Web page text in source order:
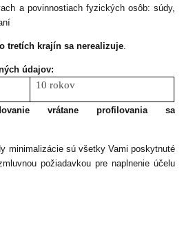
a povinnostiach fyzických osôb: súdy,
tretích krajín sa nerealizuje
údajov:
10 rokov
vrátane profilovania sa
minimalizácie sú všetky Vami poskytnuté
požiadavkou pre naplnenie účelu